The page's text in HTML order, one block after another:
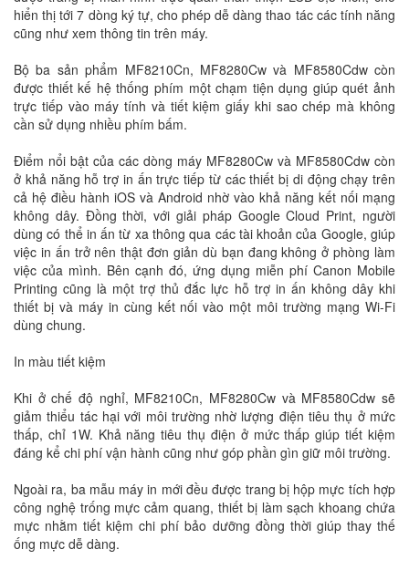
hiển thị tới 7 dòng ký tự, cho phép dễ dàng thao tác các tính năng
cũng như xem thông tin trên máy.
Bộ ba sản phẩm MF8210Cn, MF8280Cw và MF8580Cdw còn
được thiết kế hệ thống phím một chạm tiện dụng giúp quét ảnh
trực tiếp vào máy tính và tiết kiệm giấy khi sao chép mà không
cần sử dụng nhiều phím bấm.
Điểm nổi bật của các dòng máy MF8280Cw và MF8580Cdw còn
ở khả năng hỗ trợ in ấn trực tiếp từ các thiết bị di động chạy trên
cả hệ điều hành iOS và Android nhờ vào khả năng kết nối mạng
không dây. Đồng thời, với giải pháp Google Cloud Print, người
dùng có thể in ấn từ xa thông qua các tài khoản của Google, giúp
việc in ấn trở nên thật đơn giản dù bạn đang không ở phòng làm
việc của mình. Bên cạnh đó, ứng dụng miễn phí Canon Mobile
Printing cũng là một trợ thủ đắc lực hỗ trợ in ấn không dây khi
thiết bị và máy in cùng kết nối vào một môi trường mạng Wi-Fi
dùng chung.
In màu tiết kiệm
Khi ở chế độ nghỉ, MF8210Cn, MF8280Cw và MF8580Cdw sẽ
giảm thiểu tác hại với môi trường nhờ lượng điện tiêu thụ ở mức
thấp, chỉ 1W. Khả năng tiêu thụ điện ở mức thấp giúp tiết kiệm
đáng kể chi phí vận hành cũng như góp phần gìn giữ môi trường.
Ngoài ra, ba mẫu máy in mới đều được trang bị hộp mực tích hợp
công nghệ trống mực cảm quang, thiết bị làm sạch khoang chứa
mực nhằm tiết kiệm chi phí bảo dưỡng đồng thời giúp thay thế
ống mực dễ dàng.